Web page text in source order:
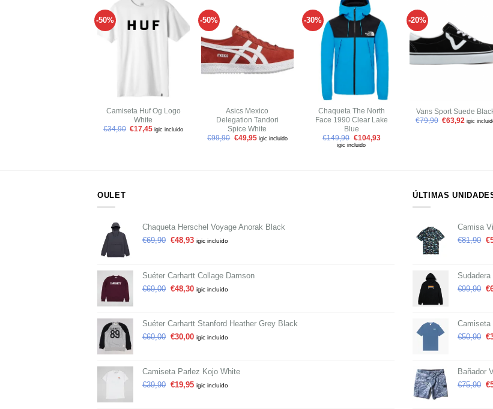
-50%
lista de
Camiseta Huf Og Logo
White
€34,90 €17,45 igic incluido
-50%
lista de
deseos
Asics Mexico
Delegation Tandori
Spice White
€99,90 €49,95 igic incluido
-30%
Añadir
a tu
lista de
deseos
+
Chaqueta The North
Face 1990 Clear Lake
Blue
€149,90 €104,93
igic incluido
-20%
lista de
deseos
Vans Sport Suede
€79,90 €63,92 igic
OULET
Chaqueta Herschel Voyage Anorak Black
€69,90 €48,93 igic incluido
Suéter Carhartt Collage Damson
€69,00 €48,30 igic incluido
Suéter Carhartt Stanford Heather Grey Black
€60,00 €30,00 igic incluido
Camiseta Parlez Kojo White
€39,90 €19,95 igic incluido
ÚLTIMAS
Camisa
€81,90 €
€99,90 €
Camiseta
€50,90 €
Bañador
€75,90 €